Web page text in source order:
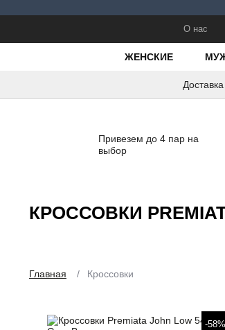
О нас
ЖЕНСКИЕ
Привезем до 4 пар на
выбор
КРОССОВКИ
Главная / Кроссовки
-58%